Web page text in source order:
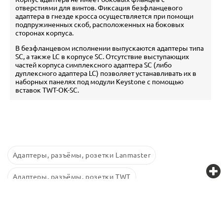
отверстиями для винтов. Фиксация безфланцевого
адаптера в гнезде кросса осуществляется при помощи
подпружиненных скоб, расположенных на боковых
сторонах корпуса.
В безфланцевом исполнении выпускаются адаптеры типа
SC, а также LC в корпусе SC. Отсутствие выступающих
частей корпуса симплексного адаптера SC (либо
дуплексного адаптера LC) позволяет устанавливать их в
наборных панелях под модули Keystone с помощью
вставок TWT-OK-SC.
Адаптеры, разъёмы, розетки Lanmaster
Адаптеры, разъёмы, розетки TWT